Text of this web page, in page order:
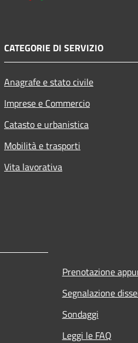
CATEGORIE DI SERVIZIO
Anagrafe e stato civile
Imprese e Commercio
Catasto e urbanistica
Mobilità e trasporti
Vita lavorativa
Prenotazione
Segnalazione
Sondaggi
Leggi le FAQ